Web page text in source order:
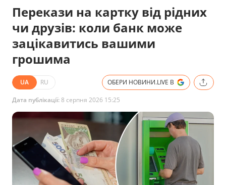
Перекази на картку від рідних
чи друзів: коли банк може
зацікавитись вашими
грошима
UA RU ОБЕРИ НОВИНИ.LIVE В
Дата публікації:8 серпня 2026 15:25